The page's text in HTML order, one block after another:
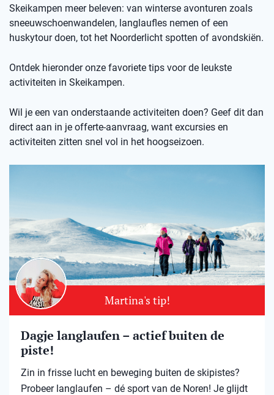
Skeikampen meer beleven: van winterse avonturen zoals
sneeuwschoenwandelen, langlaufles nemen of een
huskytour doen, tot het Noorderlicht spotten of avondskiën.
Ontdek hieronder onze favoriete tips voor de leukste
activiteiten in Skeikampen.
Wil je een van onderstaande activiteiten doen? Geef dit dan
direct aan in je offerte-aanvraag, want excursies en
activiteiten zitten snel vol in het hoogseizoen.
Martina's tip!
Dagje langlaufen – actief buiten de
piste!
Zin in frisse lucht en beweging buiten de skipistes?
Probeer langlaufen – dé sport van de Noren! Je glijdt